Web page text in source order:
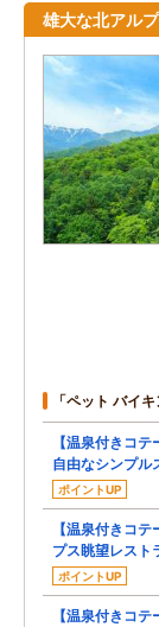
雄大な北アル
「ペット バイ
【温泉付きコ
自由なシンプル
ポイントUP
【温泉付きコ
プス眺望レスト
ポイントUP
【温泉付きコ